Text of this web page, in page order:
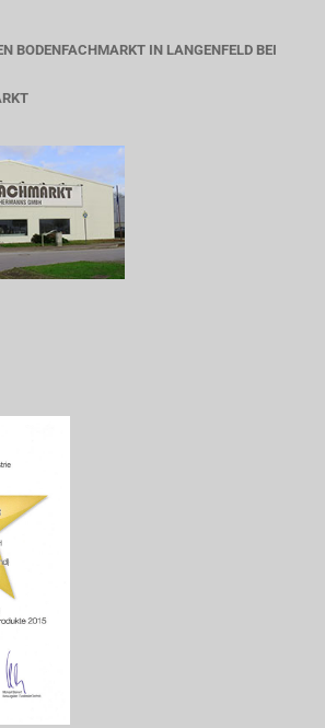
BODENFACHMARKT IN LANGENFELD BEI